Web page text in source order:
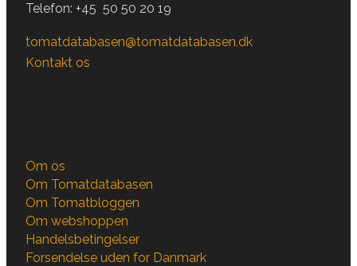
Telefon: +45 50 50 20 19
tomatdatabasen@tomatdatabasen.dk
Kontakt os
Om os
Om Tomatdatabasen
Om Tomatbloggen
Om webshoppen
Handelsbetingelser
Forsendelse uden for Danmark